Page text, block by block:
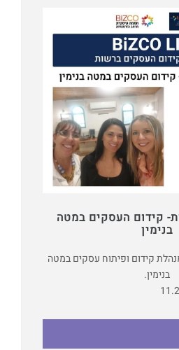
קידום העסקים במטה
בנימין
קידום ופיתוח עסקים במטה
בנימין.